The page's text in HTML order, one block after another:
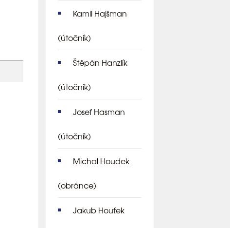
Kamil Hajšman
(útočník)
Štěpán Hanzlík
(útočník)
Josef Hasman
(útočník)
Michal Houdek
(obránce)
Jakub Houfek